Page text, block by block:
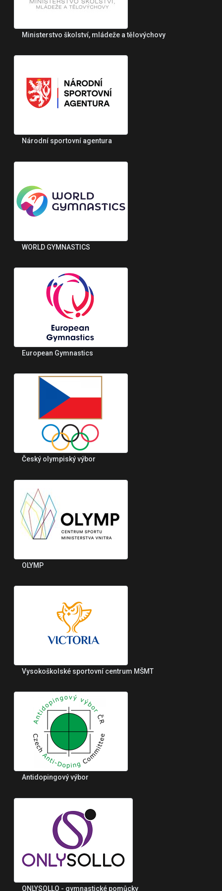
Ministerstvo školství, mládeže a tělovýchovy
Národní sportovní agentura
WORLD GYMNASTICS
European Gymnastics
Český olympiský výbor
OLYMP
Vysokoškolské sportovní centrum MŠMT
Antidopingový výbor
ONLYSOLLO - gymnastické pomůcky